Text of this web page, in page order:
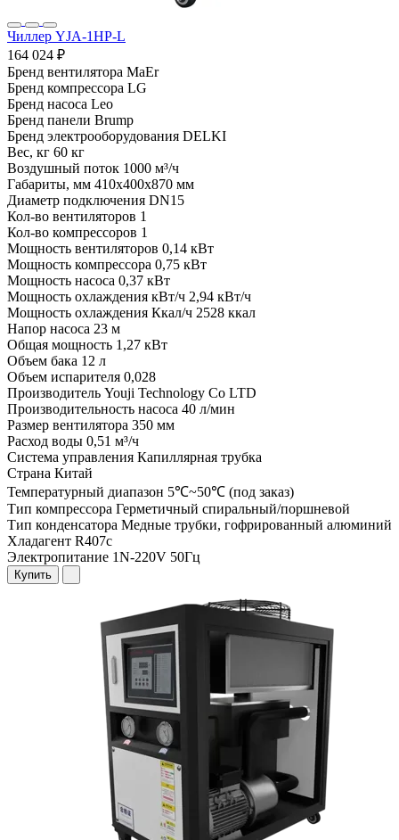
Чиллер YJA-1HP-L
164 024 ₽
Бренд вентилятора MaEr
Бренд компрессора LG
Бренд насоса Leo
Бренд панели Brump
Бренд электрооборудования DELKI
Вес, кг 60 кг
Воздушный поток 1000 м³/ч
Габариты, мм 410x400x870 мм
Диаметр подключения DN15
Кол-во вентиляторов 1
Кол-во компрессоров 1
Мощность вентиляторов 0,14 кВт
Мощность компрессора 0,75 кВт
Мощность насоса 0,37 кВт
Мощность охлаждения кВт/ч 2,94 кВт/ч
Мощность охлаждения Ккал/ч 2528 ккал
Напор насоса 23 м
Общая мощность 1,27 кВт
Объем бака 12 л
Объем испарителя 0,028
Производитель Youji Technology Co LTD
Производительность насоса 40 л/мин
Размер вентилятора 350 мм
Расход воды 0,51 м³/ч
Система управления Капиллярная трубка
Страна Китай
Температурный диапазон 5℃~50℃ (под заказ)
Тип компрессора Герметичный спиральный/поршневой
Тип конденсатора Медные трубки, гофрированный алюминий
Хладагент R407c
Электропитание 1N-220V 50Гц
Купить